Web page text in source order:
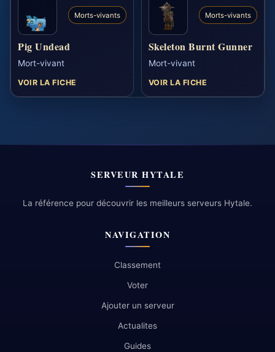
Morts-vivants
Pig Undead
Mort-vivant
VOIR LA FICHE
Morts-vivants
Skeleton Burnt Gunner
Mort-vivant
VOIR LA FICHE
SERVEUR HYTALE
La référence pour découvrir les meilleurs serveurs Hytale.
NAVIGATION
Classement
Voter
Ajouter un serveur
Actualites
Guides